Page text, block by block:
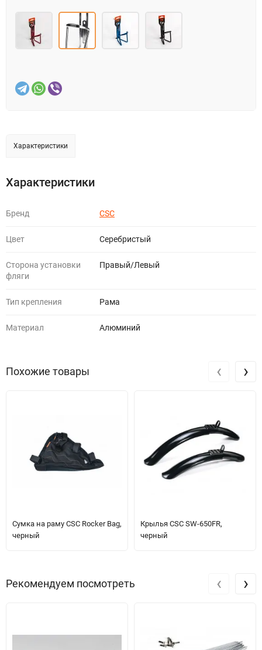
Характеристики
Характеристики
Бренд CSC
Цвет Серебристый
Сторона установки
фляги
Правый/Левый
Тип крепления Рама
Материал Алюминий
Похожие товары
Сумка на раму CSC Rocker Bag,
черный
Крылья CSC SW-650FR,
черный
‹ ›
Рекомендуем посмотреть ‹ ›